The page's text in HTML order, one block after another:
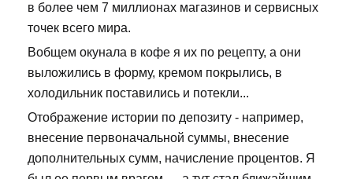
в более чем 7 миллионах магазинов и сервисных
точек всего мира.
Вобщем окунала в кофе я их по рецепту, а они
выложились в форму, кремом покрылись, в
холодильник поставились и потекли...
Отображение истории по депозиту - например,
внесение первоначальной суммы, внесение
дополнительных сумм, начисление процентов. Я